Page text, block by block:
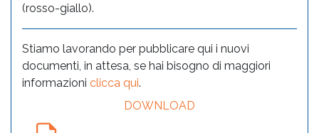
(rosso-giallo).
Stiamo lavorando per pubblicare qui i nuovi
documenti, in attesa, se hai bisogno di maggiori
informazioni clicca qui.
DOWNLOAD